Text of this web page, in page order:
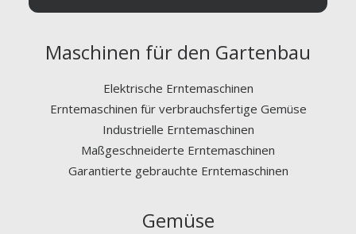
Maschinen für den Gartenbau
Elektrische Erntemaschinen
Erntemaschinen für verbrauchsfertige Gemüse
Industrielle Erntemaschinen
Maßgeschneiderte Erntemaschinen
Garantierte gebrauchte Erntemaschinen
Gemüse